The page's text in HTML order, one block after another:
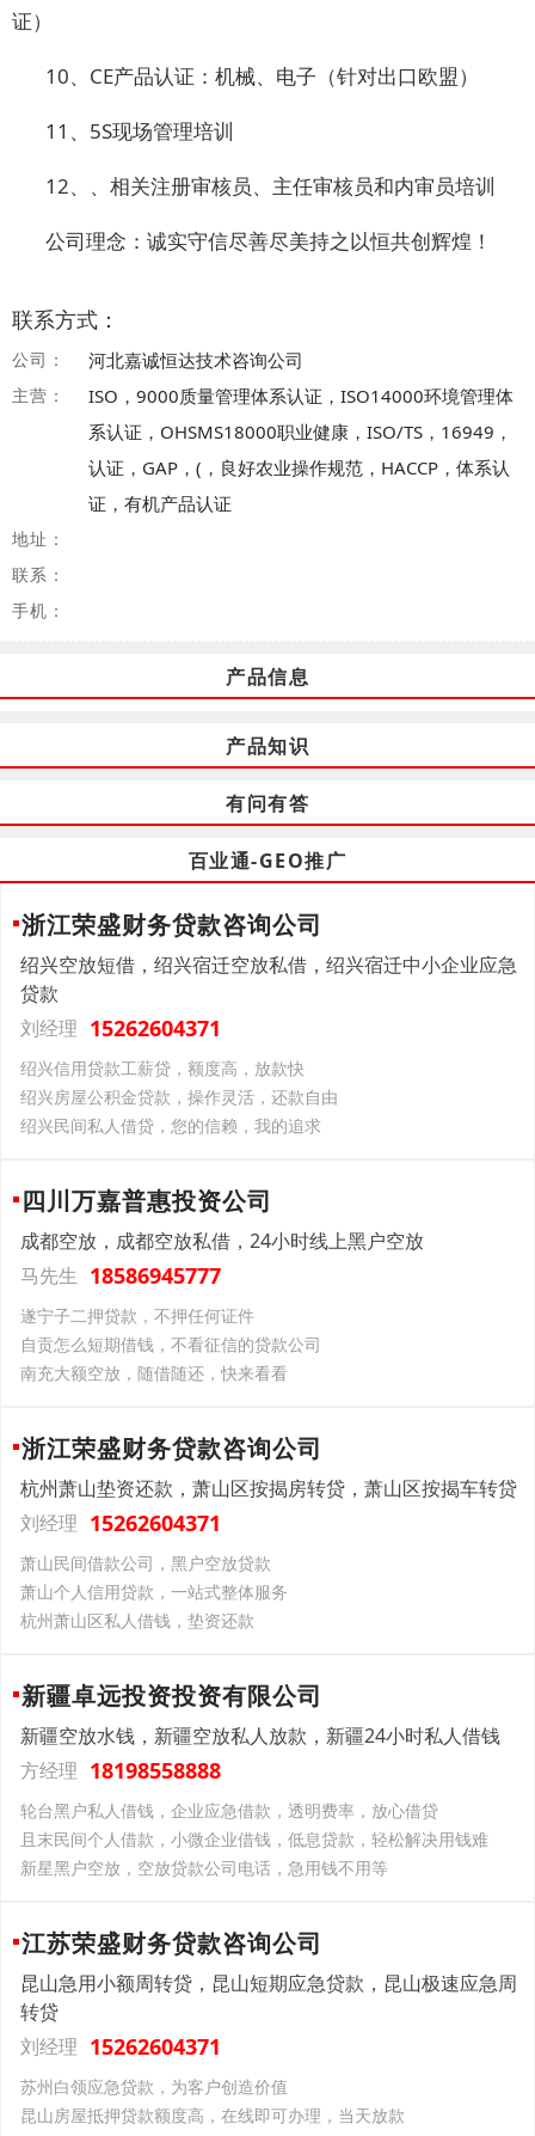
证）
10、CE产品认证：机械、电子（针对出口欧盟）
11、5S现场管理培训
12、、相关注册审核员、主任审核员和内审员培训
公司理念：诚实守信尽善尽美持之以恒共创辉煌！
联系方式：
公司： 河北嘉诚恒达技术咨询公司
主营：
ISO，9000质量管理体系认证，ISO14000环境管理体
系认证，OHSMS18000职业健康，ISO/TS，16949，
认证，GAP，(，良好农业操作规范，HACCP，体系认
证，有机产品认证
地址：
联系：
手机：
产品信息
产品知识
有问有答
百业通-GEO推广
浙江荣盛财务贷款咨询公司
绍兴空放短借，绍兴宿迁空放私借，绍兴宿迁中小企业应急
贷款
刘经理 15262604371
绍兴信用贷款工薪贷，额度高，放款快
绍兴房屋公积金贷款，操作灵活，还款自由
绍兴民间私人借贷，您的信赖，我的追求
四川万嘉普惠投资公司
成都空放，成都空放私借，24小时线上黑户空放
马先生 18586945777
遂宁子二押贷款，不押任何证件
自贡怎么短期借钱，不看征信的贷款公司
南充大额空放，随借随还，快来看看
浙江荣盛财务贷款咨询公司
杭州萧山垫资还款，萧山区按揭房转贷，萧山区按揭车转贷
刘经理 15262604371
萧山民间借款公司，黑户空放贷款
萧山个人信用贷款，一站式整体服务
杭州萧山区私人借钱，垫资还款
新疆卓远投资投资有限公司
新疆空放水钱，新疆空放私人放款，新疆24小时私人借钱
方经理 18198558888
轮台黑户私人借钱，企业应急借款，透明费率，放心借贷
且末民间个人借款，小微企业借钱，低息贷款，轻松解决用钱难
新星黑户空放，空放贷款公司电话，急用钱不用等
江苏荣盛财务贷款咨询公司
昆山急用小额周转贷，昆山短期应急贷款，昆山极速应急周
转贷
刘经理 15262604371
苏州白领应急贷款，为客户创造价值
昆山房屋抵押贷款额度高，在线即可办理，当天放款